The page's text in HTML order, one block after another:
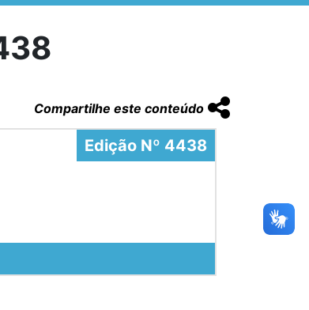
Compartilhe este conteúdo
Edição Nº 4438